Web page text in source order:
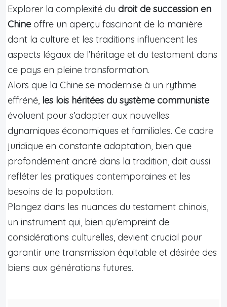
Explorer la complexité du droit de succession en
Chine offre un aperçu fascinant de la manière
dont la culture et les traditions influencent les
aspects légaux de l’héritage et du testament dans
ce pays en pleine transformation.
Alors que la Chine se modernise à un rythme
effréné, les lois héritées du système communiste
évoluent pour s’adapter aux nouvelles
dynamiques économiques et familiales. Ce cadre
juridique en constante adaptation, bien que
profondément ancré dans la tradition, doit aussi
refléter les pratiques contemporaines et les
besoins de la population.
Plongez dans les nuances du testament chinois,
un instrument qui, bien qu’empreint de
considérations culturelles, devient crucial pour
garantir une transmission équitable et désirée des
biens aux générations futures.